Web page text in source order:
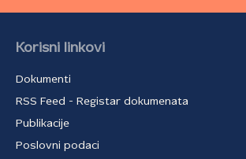
Korisni linkovi
Dokumenti
RSS Feed - Registar dokumenata
Publikacije
Poslovni podaci